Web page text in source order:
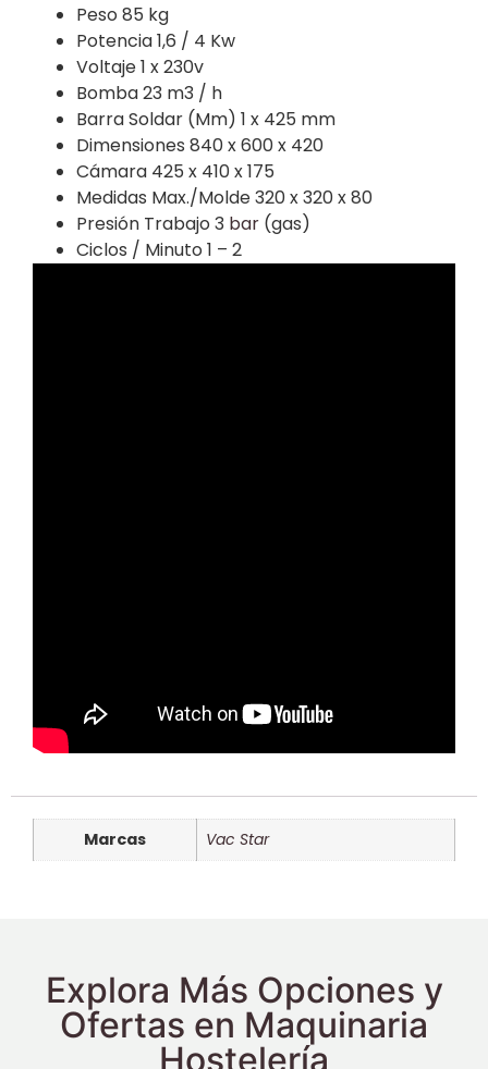
Peso 85 kg
Potencia 1,6 / 4 Kw
Voltaje 1 x 230v
Bomba 23 m3 / h
Barra Soldar (Mm) 1 x 425 mm
Dimensiones 840 x 600 x 420
Cámara 425 x 410 x 175
Medidas Max./Molde 320 x 320 x 80
Presión Trabajo 3 bar (gas)
Ciclos / Minuto 1 – 2
Marcas Vac Star
Explora Más Opciones y
Ofertas en Maquinaria
Hostelería